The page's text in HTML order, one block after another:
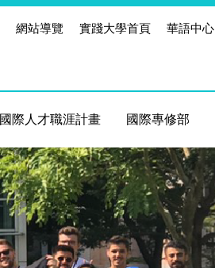
網站導覽 實踐大學首頁 華語中心
國際人才職涯計畫 國際專修部